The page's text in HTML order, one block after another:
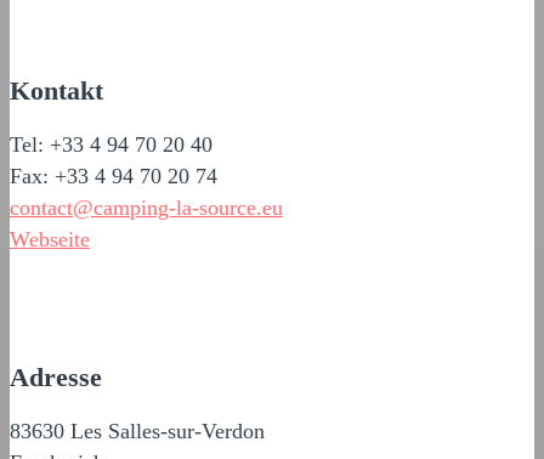
Kontakt
Tel: +33 4 94 70 20 40
Fax: +33 4 94 70 20 74
contact@camping-la-source.eu
Webseite
Adresse
83630 Les Salles-sur-Verdon